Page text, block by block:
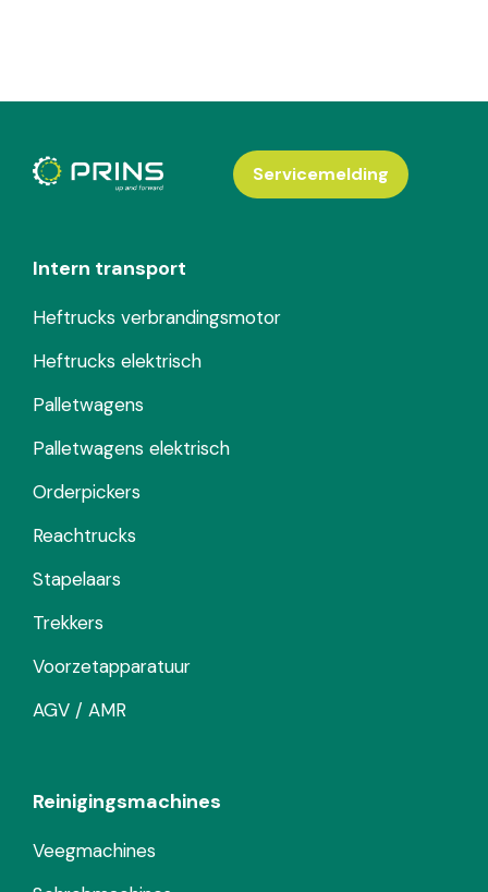
Intern transport
Heftrucks verbrandingsmotor
Heftrucks elektrisch
Palletwagens
Palletwagens elektrisch
Orderpickers
Reachtrucks
Stapelaars
Trekkers
Voorzetapparatuur
AGV / AMR
Reinigingsmachines
Veegmachines
Servicemelding